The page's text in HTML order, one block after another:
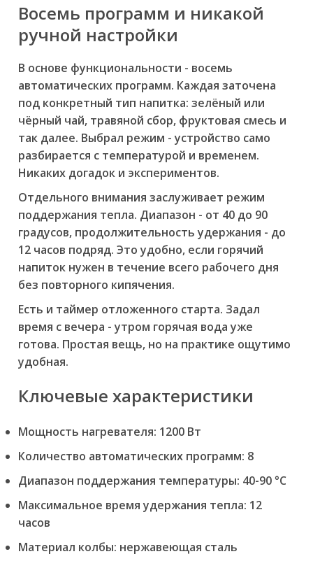
Восемь программ и никакой
ручной настройки
В основе функциональности - восемь
автоматических программ. Каждая заточена
под конкретный тип напитка: зелёный или
чёрный чай, травяной сбор, фруктовая смесь и
так далее. Выбрал режим - устройство само
разбирается с температурой и временем.
Никаких догадок и экспериментов.
Отдельного внимания заслуживает режим
поддержания тепла. Диапазон - от 40 до 90
градусов, продолжительность удержания - до
12 часов подряд. Это удобно, если горячий
напиток нужен в течение всего рабочего дня
без повторного кипячения.
Есть и таймер отложенного старта. Задал
время с вечера - утром горячая вода уже
готова. Простая вещь, но на практике ощутимо
удобная.
Ключевые характеристики
Мощность нагревателя: 1200 Вт
Количество автоматических программ: 8
Диапазон поддержания температуры: 40-90 °C
Максимальное время удержания тепла: 12
часов
Материал колбы: нержавеющая сталь